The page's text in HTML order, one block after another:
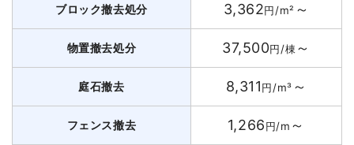
ブロック撤去処分 3,362円/m² ～
物置撤去処分 37,500円/棟～
庭石撤去 8,311円/m³ ～
フェンス撤去 1,266円/m ～